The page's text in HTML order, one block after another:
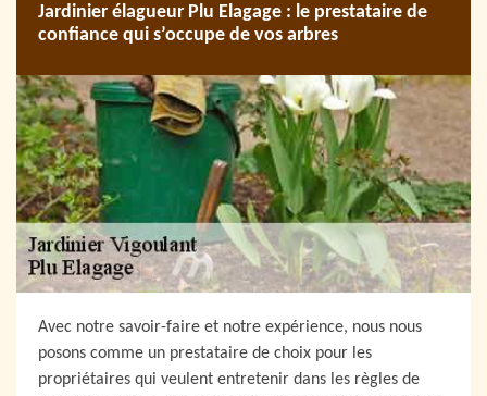
Jardinier élagueur Plu Elagage : le prestataire de
confiance qui s’occupe de vos arbres
Avec notre savoir-faire et notre expérience, nous nous
posons comme un prestataire de choix pour les
propriétaires qui veulent entretenir dans les règles de